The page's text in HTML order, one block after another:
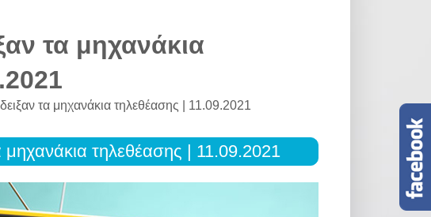
τα μηχανάκια
τα μηχανάκια τηλεθέασης | 11.09.2021
μηχανάκια τηλεθέασης | 11.09.2021